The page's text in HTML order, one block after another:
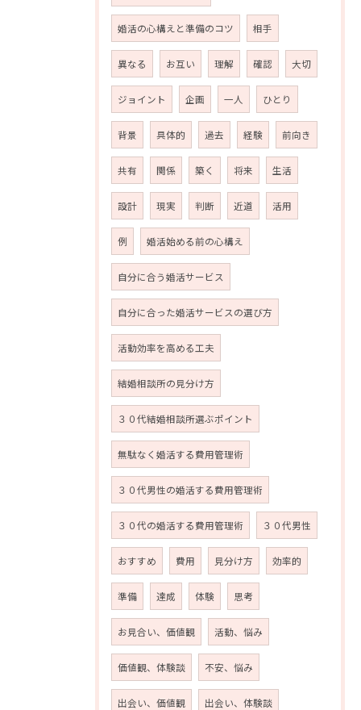
婚活の心構えと準備のコツ 相手
異なる お互い 理解 確認 大切
ジョイント 企画 一人 ひとり
背景 具体的 過去 経験 前向き
共有 関係 築く 将来 生活
設計 現実 判断 近道 活用
例 婚活始める前の心構え
自分に合う婚活サービス
自分に合った婚活サービスの選び方
活動効率を高める工夫
結婚相談所の見分け方
３０代結婚相談所選ぶポイント
無駄なく婚活する費用管理術
３０代男性の婚活する費用管理術
３０代の婚活する費用管理術 ３０代男性
おすすめ 費用 見分け方 効率的
準備 達成 体験 思考
お見合い、価値観 活動、悩み
価値観、体験談 不安、悩み
出会い、価値観 出会い、体験談
お問い合わせはこちら